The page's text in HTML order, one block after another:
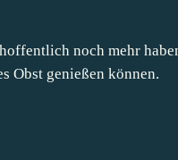
noch mehr
Obst genießen können.